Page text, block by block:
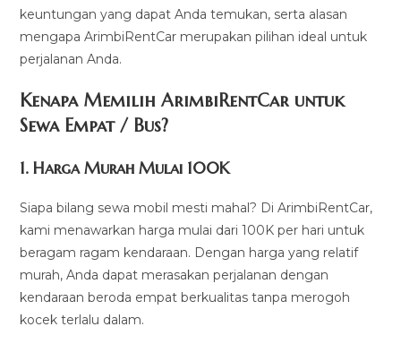
keuntungan yang dapat Anda temukan, serta alasan
mengapa ArimbiRentCar merupakan pilihan ideal untuk
perjalanan Anda.
Kenapa Memilih ArimbiRentCar untuk
Sewa Empat / Bus?
1.Harga Murah Mulai 100K
Siapa bilang sewa mobil mesti mahal? Di ArimbiRentCar,
kami menawarkan harga mulai dari 100K per hari untuk
beragam ragam kendaraan. Dengan harga yang relatif
murah, Anda dapat merasakan perjalanan dengan
kendaraan beroda empat berkualitas tanpa merogoh
kocek terlalu dalam.